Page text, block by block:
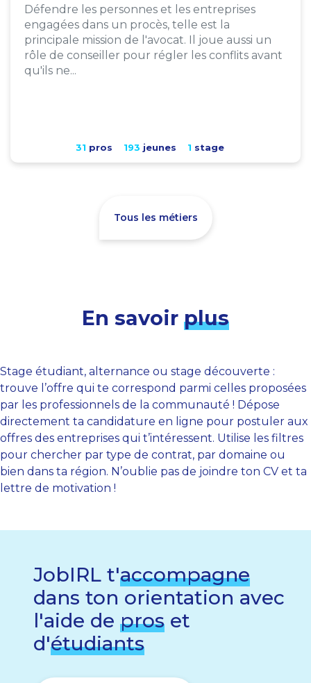
Défendre les personnes et les entreprises
engagées dans un procès, telle est la
principale mission de l'avocat. Il joue aussi un
rôle de conseiller pour régler les conflits avant
qu'ils ne...
31 pros 193 jeunes 1 stage
Tous les métiers
En savoir plus
Stage étudiant, alternance ou stage découverte :
trouve l’offre qui te correspond parmi celles proposées
par les professionnels de la communauté ! Dépose
directement ta candidature en ligne pour postuler aux
offres des entreprises qui t’intéressent. Utilise les filtres
pour chercher par type de contrat, par domaine ou
bien dans ta région. N’oublie pas de joindre ton CV et ta
lettre de motivation !
JobIRL t'accompagne
dans ton orientation avec
l'aide de pros et
d'étudiants